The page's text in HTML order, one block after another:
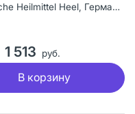
Biologische Heilmittel Heel, Германия
1 513 руб.
В корзину